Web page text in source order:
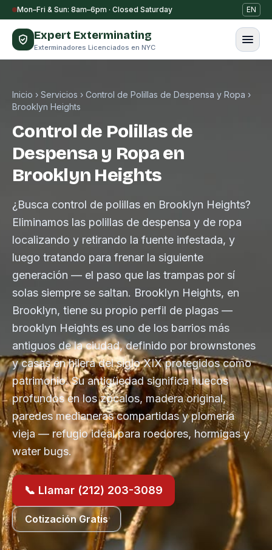
Saltar al contenido
Mon–Fri & Sun: 8am–6pm · Closed Saturday EN
Expert Exterminating
Exterminadores Licenciados en NYC
Inicio › Servicios › Control de Polillas de Despensa y Ropa ›
Brooklyn Heights
Control de Polillas de
Despensa y Ropa en
Brooklyn Heights
¿Busca control de polillas en Brooklyn Heights?
Eliminamos las polillas de despensa y de ropa
localizando y retirando la fuente infestada, y
luego tratando para frenar la siguiente
generación — el paso que las trampas por sí
solas siempre se saltan. Brooklyn Heights, en
Brooklyn, tiene su propio perfil de plagas —
brooklyn Heights es uno de los barrios más
antiguos de la ciudad, definido por brownstones
y casas en hilera del siglo XIX protegidos como
patrimonio. Su antigüedad significa huecos
profundos en los zócalos, madera original,
paredes medianeras compartidas y plomería
vieja — refugio ideal para roedores, hormigas y
water bugs.
📞 Llamar (212) 203-3089
Cotización Gratis